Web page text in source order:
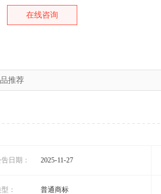
在线咨询
推荐
日期： 2025-11-27
： 普通商标